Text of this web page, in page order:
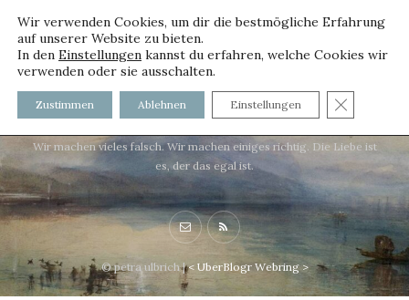
voller worte - mit und ohne
Innenfutter
Wir machen vieles falsch. Wir machen einiges richtig. Die Liebe ist
es, der das egal ist.
© petra ulbrich |< UberBlogr Webring >
Wir verwenden Cookies, um dir die bestmögliche Erfahrung
auf unserer Website zu bieten.
In den Einstellungen kannst du erfahren, welche Cookies wir
verwenden oder sie ausschalten.
Zustimmen Ablehnen Einstellungen GDPR